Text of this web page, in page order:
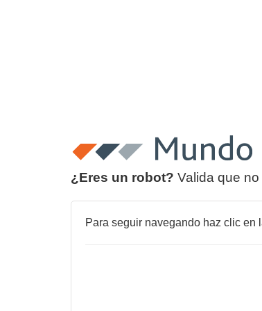
¿Eres un robot? Valida que
Para seguir navegando haz clic en